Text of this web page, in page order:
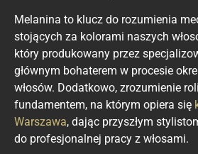
Melanina to klucz do rozumienia
stojących za kolorami naszych
który produkowany przez
głównym bohaterem w procesie
włosów. Dodatkowo, zrozumienie
fundamentem, na którym opiera się
Warszawa, dając przyszłym
do profesjonalnej pracy z włosami.